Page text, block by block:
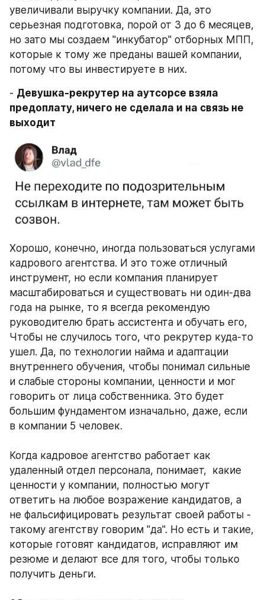
увеличивали выручку компании. Да, это
серьезная подготовка, порой от 3 до 6 месяцев,
но зато мы создаем "инкубатор" отборных МПП,
которые к тому же преданы вашей компании,
потому что вы инвестируете в них.
- Девушка-рекрутер на аутсорсе взяла
предоплату, ничего не сделала и на связь не
Хорошо, конечно, иногда пользоваться услугами
кадрового агентства. И это тоже отличный
инструмент, но если компания планирует
масштабироваться и существовать ни один-два
года на рынке, то я всегда рекомендую
руководителю брать ассистента и обучать его,
Чтобы не случилось того, что рекрутер куда-то
ушел. Да, по технологии найма и адаптации
внутреннего обучения, чтобы понимал сильные
и слабые стороны компании, ценности и мог
говорить от лица собственника. Это будет
большим фундаментом изначально, даже, если
в компании 5 человек.
Когда кадровое агентство работает как
удаленный отдел персонала, понимает,  какие
ценности у компании, полностью могут
ответить на любое возражение кандидатов, а
не фальсифицировать результат своей работы -
такому агентству говорим "да". Но есть и такие,
которые готовят кандидатов, исправляют им
резюме и делают все для того, чтобы только
получить деньги.